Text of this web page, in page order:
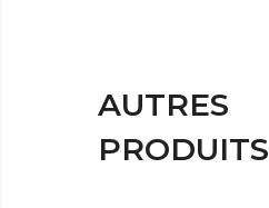
AUTRES
PRODUITS